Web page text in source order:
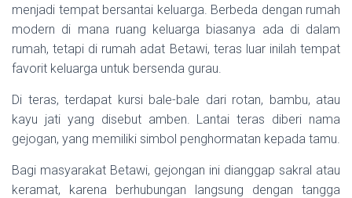
menjadi tempat bersantai keluarga. Berbeda dengan rumah
modern di mana ruang keluarga biasanya ada di dalam
rumah, tetapi di rumah adat Betawi, teras luar inilah tempat
favorit keluarga untuk bersenda gurau.
Di teras, terdapat kursi bale-bale dari rotan, bambu, atau
kayu jati yang disebut amben. Lantai teras diberi nama
gejogan, yang memiliki simbol penghormatan kepada tamu.
Bagi masyarakat Betawi, gejongan ini dianggap sakral atau
keramat, karena berhubungan langsung dengan tangga